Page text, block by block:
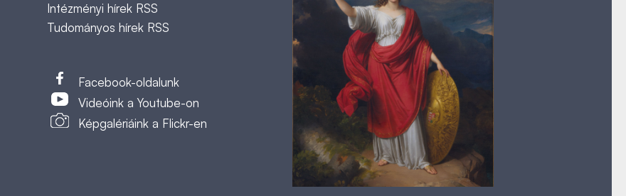
Intézményi hírek RSS
Tudományos hírek RSS
Facebook-oldalunk
Videóink a Youtube-on
Képgalériáink a Flickr-en